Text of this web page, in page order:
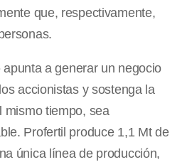
que, respectivamente,
a generar un negocio
accionistas y sostenga la
mismo tiempo, sea
Profertil produce 1,1 Mt de
única línea de producción,